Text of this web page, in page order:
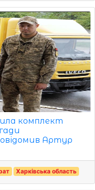
комплект
Артур
Харківська область